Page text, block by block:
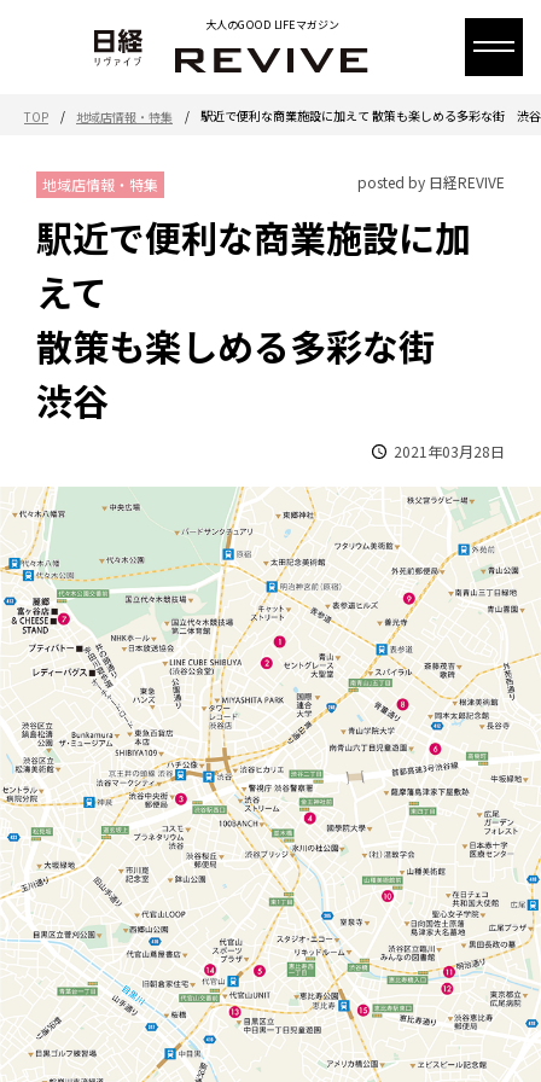
大人のGOOD LIFEマガジン
TOP / 地域店情報・特集 / 駅近で便利な商業施設に加えて 散策も楽しめる多彩な街 渋谷
地域店情報・特集 posted by 日経REVIVE
駅近で便利な商業施設に加
えて
散策も楽しめる多彩な街
渋谷
2021年03月28日